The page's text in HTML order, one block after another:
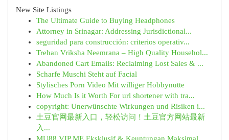
New Site Listings
The Ultimate Guide to Buying Headphones
Attorney in Srinagar: Addressing Jurisdictional...
seguridad para construcción: criterios operativ...
Trehan Vriksha Neemrana – High Quality Househol...
Abandoned Cart Emails: Reclaiming Lost Sales & ...
Scharfe Muschi Steht auf Facial
Stylisches Porn Video Mit williger Hobbynutte
How Much Is it Worth For url shortener with tra...
copyright: Unerwünschte Wirkungen und Risiken i...
土豆官网最新入口，轻松访问！土豆官方网站最新
入...